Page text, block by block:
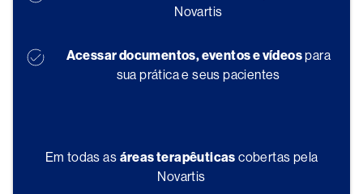
Novartis
Acessar documentos, eventos e vídeospara
sua prática e seus pacientes
Em todas as áreas terapêuticas cobertas pela
Novartis